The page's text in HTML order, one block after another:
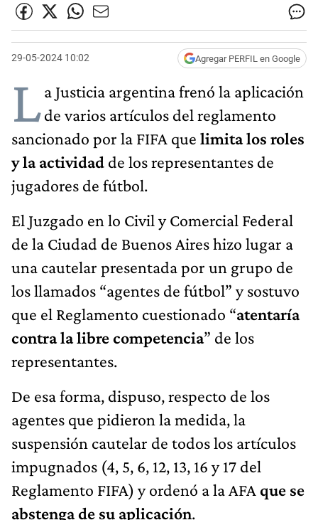
29-05-2024 10:02 Agregar PERFIL en Google
La Justicia argentina frenó la aplicación
de varios artículos del reglamento
sancionado por la FIFA que limita los roles
y la actividad de los representantes de
jugadores de fútbol.
El Juzgado en lo Civil y Comercial Federal
de la Ciudad de Buenos Aires hizo lugar a
una cautelar presentada por un grupo de
los llamados “agentes de fútbol” y sostuvo
que el Reglamento cuestionado “atentaría
contra la libre competencia” de los
representantes.
De esa forma, dispuso, respecto de los
agentes que pidieron la medida, la
suspensión cautelar de todos los artículos
impugnados (4, 5, 6, 12, 13, 16 y 17 del
Reglamento FIFA) y ordenó a la AFA que se
abstenga de su aplicación.